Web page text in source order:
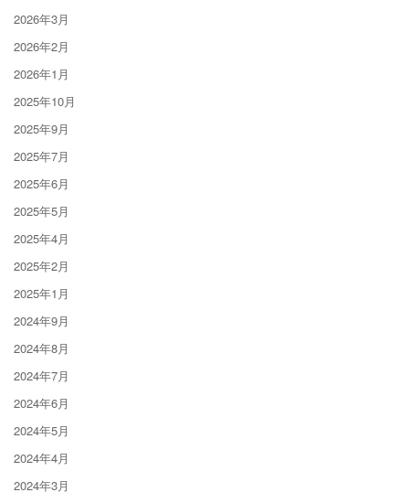
2026年3月
2026年2月
2026年1月
2025年10月
2025年9月
2025年7月
2025年6月
2025年5月
2025年4月
2025年2月
2025年1月
2024年9月
2024年8月
2024年7月
2024年6月
2024年5月
2024年4月
2024年3月